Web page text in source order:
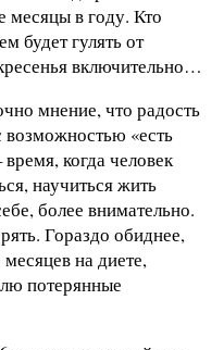
в году. Кто
будет гулять от
включительно…
мнение, что радость
возможностью «есть
когда человек
научиться жить
более внимательно.
Гораздо обиднее,
на диете,
потерянные